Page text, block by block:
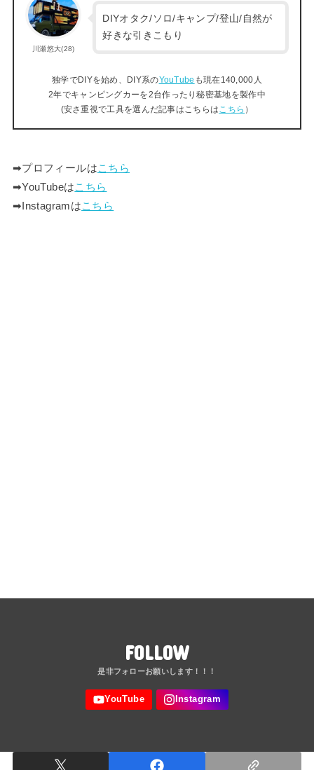
川瀬悠大(28)
DIYオタク/ソロ/キャンプ/登山/自然が
好きな引きこもり
独学でDIYを始め、DIY系のYouTube も現在140,000人
2年でキャンピングカーを2台作ったり秘密基地を製作中
(安さ重視で工具を選んだ記事はこちらは こちら ）
➡︎プロフィールはこちら
➡︎YouTubeはこちら
➡︎Instagramはこちら
FOLLOW